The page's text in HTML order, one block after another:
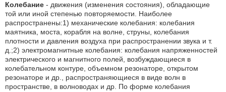
Колебание - движения (изменения состояния), обладающие
той или иной степенью повторяемости. Наиболее
распространены:1) механические колебания: колебания
маятника, моста, корабля на волне, струны, колебания
плотности и давления воздуха при распространении звука и т.
д.;2) электромагнитные колебания: колебания напряженностей
электрического и магнитного полей, возбуждающиеся в
колебательном контуре, объемном резонаторе, открытом
резонаторе и др., распространяющиеся в виде волн в
пространстве, в волноводах и др. По форме колебания